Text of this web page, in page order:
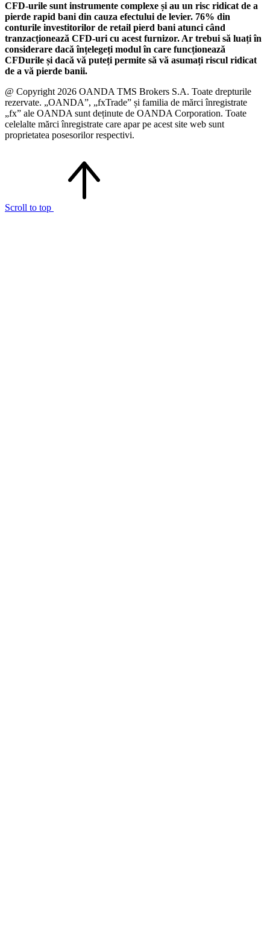
CFD-urile sunt instrumente complexe și au un risc ridicat de a
pierde rapid bani din cauza efectului de levier. 76% din
conturile investitorilor de retail pierd bani atunci când
tranzacționează CFD-uri cu acest furnizor. Ar trebui să luați în
considerare dacă înțelegeți modul în care funcționează
CFDurile și dacă vă puteți permite să vă asumați riscul ridicat
de a vă pierde banii.
@ Copyright 2026 OANDA TMS Brokers S.A. Toate drepturile
rezervate. „OANDA”, „fxTrade” și familia de mărci înregistrate
„fx” ale OANDA sunt deținute de OANDA Corporation. Toate
celelalte mărci înregistrate care apar pe acest site web sunt
proprietatea posesorilor respectivi.
Scroll to top